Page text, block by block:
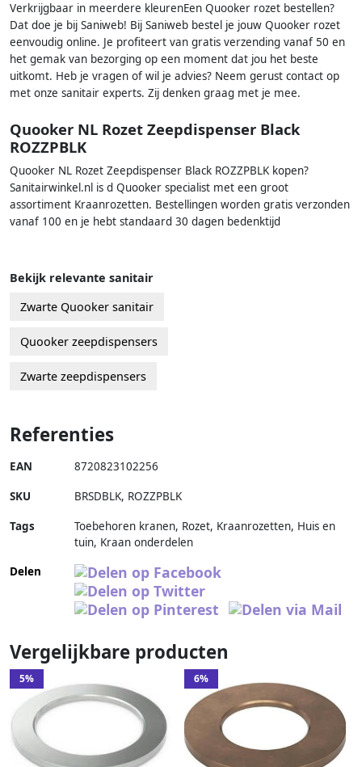
Verkrijgbaar in meerdere kleurenEen Quooker rozet bestellen?
Dat doe je bij Saniweb! Bij Saniweb bestel je jouw Quooker rozet
eenvoudig online. Je profiteert van gratis verzending vanaf 50 en
het gemak van bezorging op een moment dat jou het beste
uitkomt. Heb je vragen of wil je advies? Neem gerust contact op
met onze sanitair experts. Zij denken graag met je mee.
Quooker NL Rozet Zeepdispenser Black
ROZZPBLK
Quooker NL Rozet Zeepdispenser Black ROZZPBLK kopen?
Sanitairwinkel.nl is d Quooker specialist met een groot
assortiment Kraanrozetten. Bestellingen worden gratis verzonden
vanaf 100 en je hebt standaard 30 dagen bedenktijd
Bekijk relevante sanitair
Zwarte Quooker sanitair
Quooker zeepdispensers
Zwarte zeepdispensers
Referenties
EAN 8720823102256
SKU BRSDBLK, ROZZPBLK
Tags
Toebehoren kranen, Rozet, Kraanrozetten, Huis en
tuin, Kraan onderdelen
Delen
Vergelijkbare producten
5% 6%